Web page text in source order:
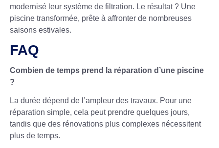
modernisé leur système de filtration. Le résultat ? Une
piscine transformée, prête à affronter de nombreuses
saisons estivales.
FAQ
Combien de temps prend la réparation d’une piscine
?
La durée dépend de l’ampleur des travaux. Pour une
réparation simple, cela peut prendre quelques jours,
tandis que des rénovations plus complexes nécessitent
plus de temps.